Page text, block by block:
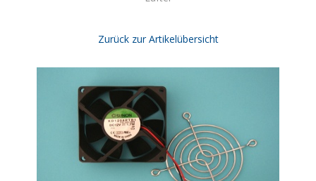
Zurück zur Artikelübersicht